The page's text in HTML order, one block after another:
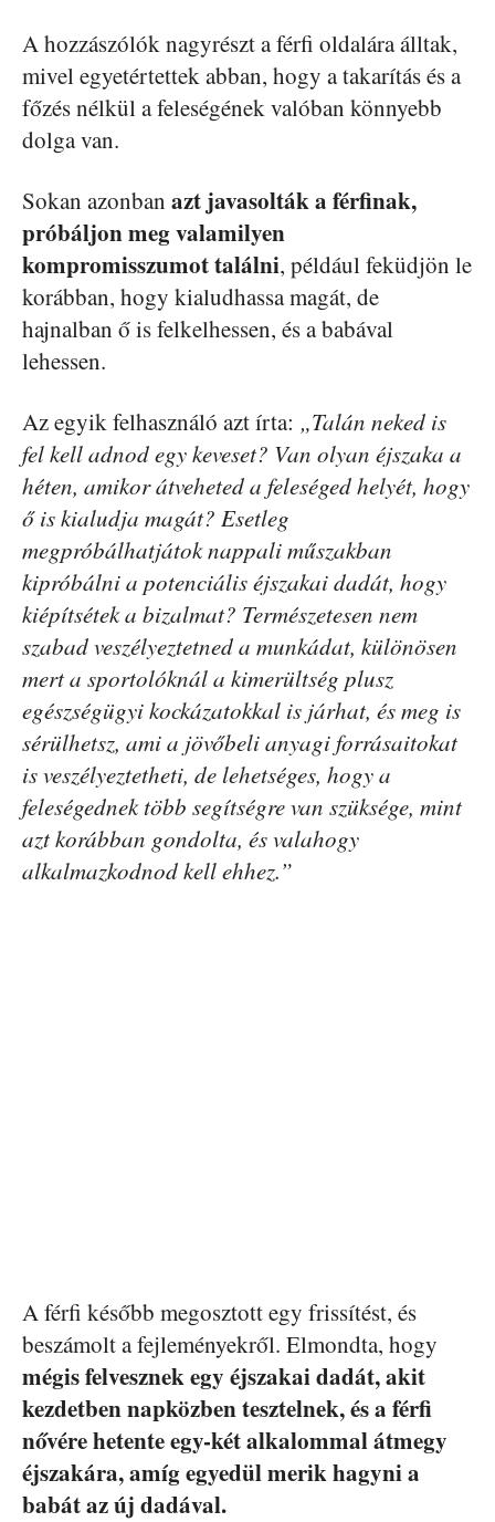
A hozzászólók nagyrészt a férfi oldalára álltak,
mivel egyetértettek abban, hogy a takarítás és a
főzés nélkül a feleségének valóban könnyebb
dolga van.
Sokan azonban azt javasolták a férfinak,
próbáljon meg valamilyen
kompromisszumot találni, például feküdjön le
korábban, hogy kialudhassa magát, de
hajnalban ő is felkelhessen, és a babával
lehessen.
Az egyik felhasználó azt írta: „Talán neked is
fel kell adnod egy keveset? Van olyan éjszaka a
héten, amikor átveheted a feleséged helyét, hogy
ő is kialudja magát? Esetleg
megpróbálhatjátok nappali műszakban
kipróbálni a potenciális éjszakai dadát, hogy
kiépítsétek a bizalmat? Természetesen nem
szabad veszélyeztetned a munkádat, különösen
mert a sportolóknál a kimerültség plusz
egészségügyi kockázatokkal is járhat, és meg is
sérülhetsz, ami a jövőbeli anyagi forrásaitokat
is veszélyeztetheti, de lehetséges, hogy a
feleségednek több segítségre van szüksége, mint
azt korábban gondolta, és valahogy
alkalmazkodnod kell ehhez.”
A férfi később megosztott egy frissítést, és
beszámolt a fejleményekről. Elmondta, hogy
mégis felvesznek egy éjszakai dadát, akit
kezdetben napközben tesztelnek, és a férfi
nővére hetente egy-két alkalommal átmegy
éjszakára, amíg egyedül merik hagyni a
babát az új dadával.